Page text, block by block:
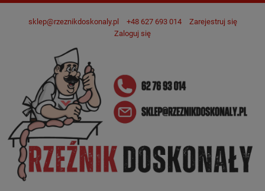
sklep@rzeznikdoskonaly.pl +48 627 693 014
Zarejestruj się
Zaloguj się